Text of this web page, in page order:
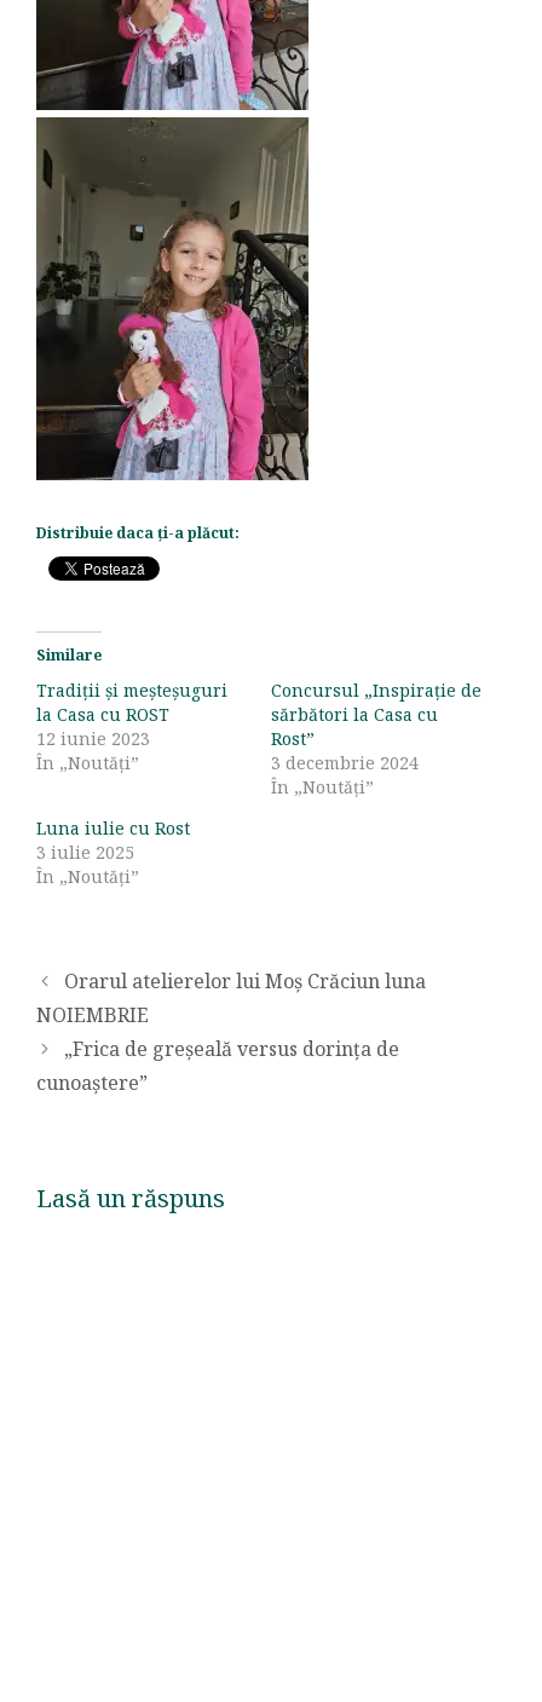
Distribuie daca ți-a plăcut:
Similare
Tradiții și meșteșuguri
la Casa cu ROST
12 iunie 2023
În „Noutăți”
Concursul „Inspirație de
sărbători la Casa cu
Rost”
3 decembrie 2024
În „Noutăți”
Luna iulie cu Rost
3 iulie 2025
În „Noutăți”
Orarul atelierelor lui Moș Crăciun luna
NOIEMBRIE
„Frica de greșeală versus dorința de
cunoaștere”
Lasă un răspuns